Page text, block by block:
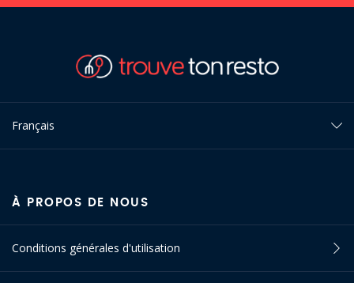
Français
À PROPOS DE NOUS
Conditions générales d'utilisation